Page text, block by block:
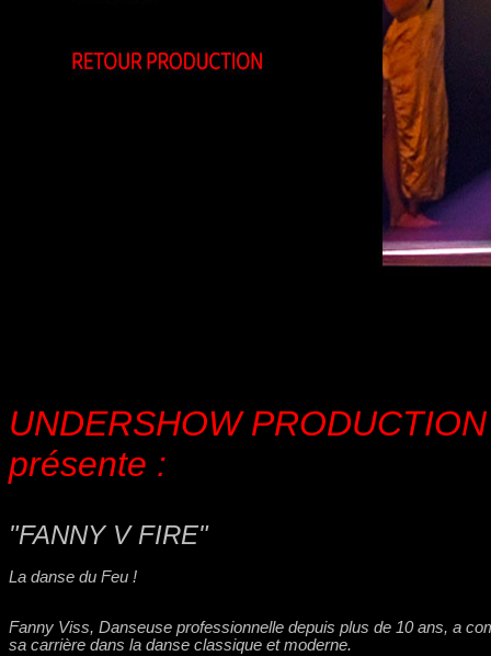
UNDERSHOW
présente :
"FANNY V FIRE"
La danse du Feu !
Fanny Viss, Danseuse professionnelle depuis plus de 10 ans, a
sa carrière dans la danse classique et moderne.